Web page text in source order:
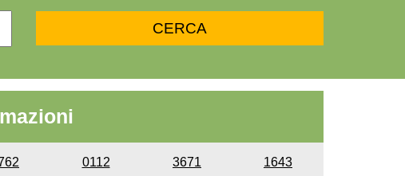
0112 3671 1643